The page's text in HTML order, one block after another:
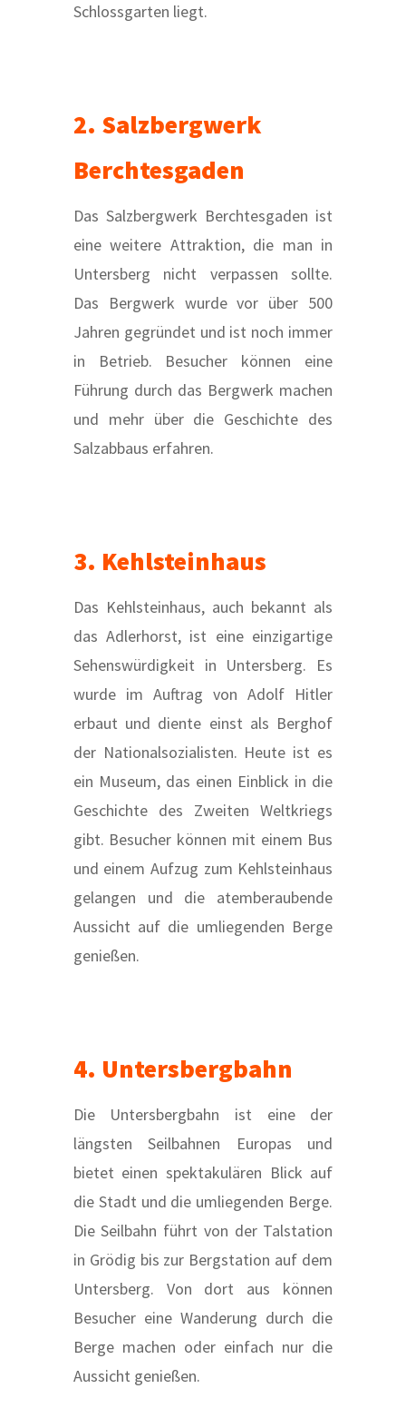
Schlossgarten liegt.
2. Salzbergwerk
Berchtesgaden
Das Salzbergwerk Berchtesgaden ist
eine weitere Attraktion, die man in
Untersberg nicht verpassen sollte.
Das Bergwerk wurde vor über 500
Jahren gegründet und ist noch immer
in Betrieb. Besucher können eine
Führung durch das Bergwerk machen
und mehr über die Geschichte des
Salzabbaus erfahren.
3. Kehlsteinhaus
Das Kehlsteinhaus, auch bekannt als
das Adlerhorst, ist eine einzigartige
Sehenswürdigkeit in Untersberg. Es
wurde im Auftrag von Adolf Hitler
erbaut und diente einst als Berghof
der Nationalsozialisten. Heute ist es
ein Museum, das einen Einblick in die
Geschichte des Zweiten Weltkriegs
gibt. Besucher können mit einem Bus
und einem Aufzug zum Kehlsteinhaus
gelangen und die atemberaubende
Aussicht auf die umliegenden Berge
genießen.
4. Untersbergbahn
Die Untersbergbahn ist eine der
längsten Seilbahnen Europas und
bietet einen spektakulären Blick auf
die Stadt und die umliegenden Berge.
Die Seilbahn führt von der Talstation
in Grödig bis zur Bergstation auf dem
Untersberg. Von dort aus können
Besucher eine Wanderung durch die
Berge machen oder einfach nur die
Aussicht genießen.